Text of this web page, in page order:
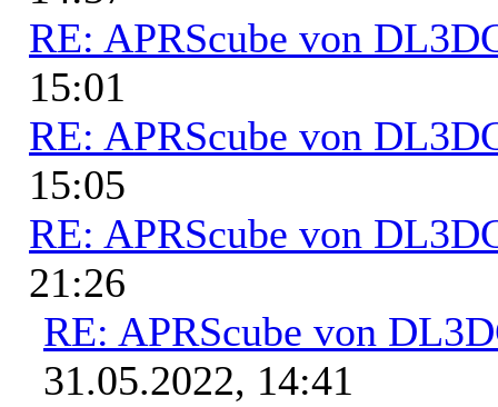
RE: APRScube von
15:01
RE: APRScube von
15:05
RE: APRScube von
21:26
RE: APRScube von
31.05.2022, 14:41